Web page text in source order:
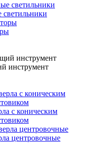
инструмент
с коническим
центровочные